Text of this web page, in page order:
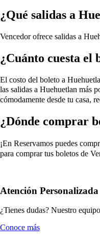
¿Qué salidas a
Vencedor ofrece salidas a
¿Cuánto cuesta el
El costo del boleto a
las salidas a Huehuetlan más
cómodamente desde tu casa,
¿Dónde comprar
¡En Reservamos puedes
para comprar tus boletos de
Atención Personalizada
¿Tienes dudas? Nuestro
Conoce más